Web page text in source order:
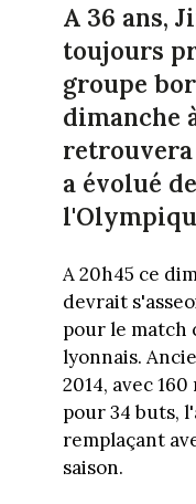
A 36 ans,
toujours
groupe
dimanche
a évolué
A 20h45 ce
devrait
pour le match
lyonnais.
2014, avec
pour 34 buts,
remplaçant
saison.